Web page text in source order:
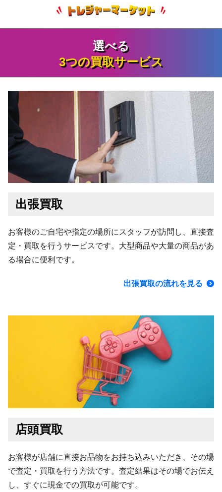
選べる
3つの買取サービス
出張買取
お客様のご自宅や指定の場所にスタッフが訪問し、直接査
定・買取を行うサービスです。大型商品や大量の商品があ
る場合に便利です。
出張買取の流れを見る
店頭買取
お客様が店舗に直接お品物をお持ち込みいただき、その場
で査定・買取を行う方法です。査定結果はその場でお伝え
し、すぐに現金での買取が可能です。